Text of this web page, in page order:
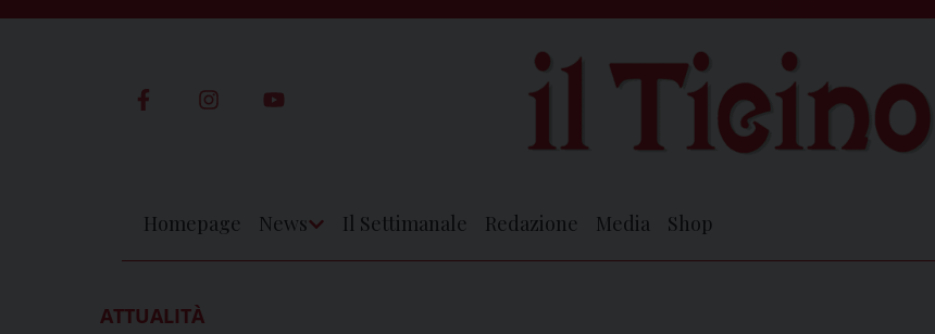
Homepage News Il Settimanale Redazione Media Shop
ATTUALITÀ